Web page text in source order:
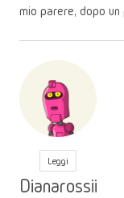
mio parere, dopo
Leggi
Dianarossii